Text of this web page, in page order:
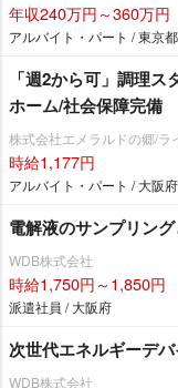
年収240万円～360万円
アルバイト・パート / 東京都
「週2から可」調理
ホーム/社会保障完備
株式会社エメラルドの郷/ラ
時給1,177円
アルバイト・パート / 大阪府
電解液のサンプリン
WDB株式会社
時給1,750円～1,850円
派遣社員 / 大阪府
次世代エネルギーデ
WDB株式会社